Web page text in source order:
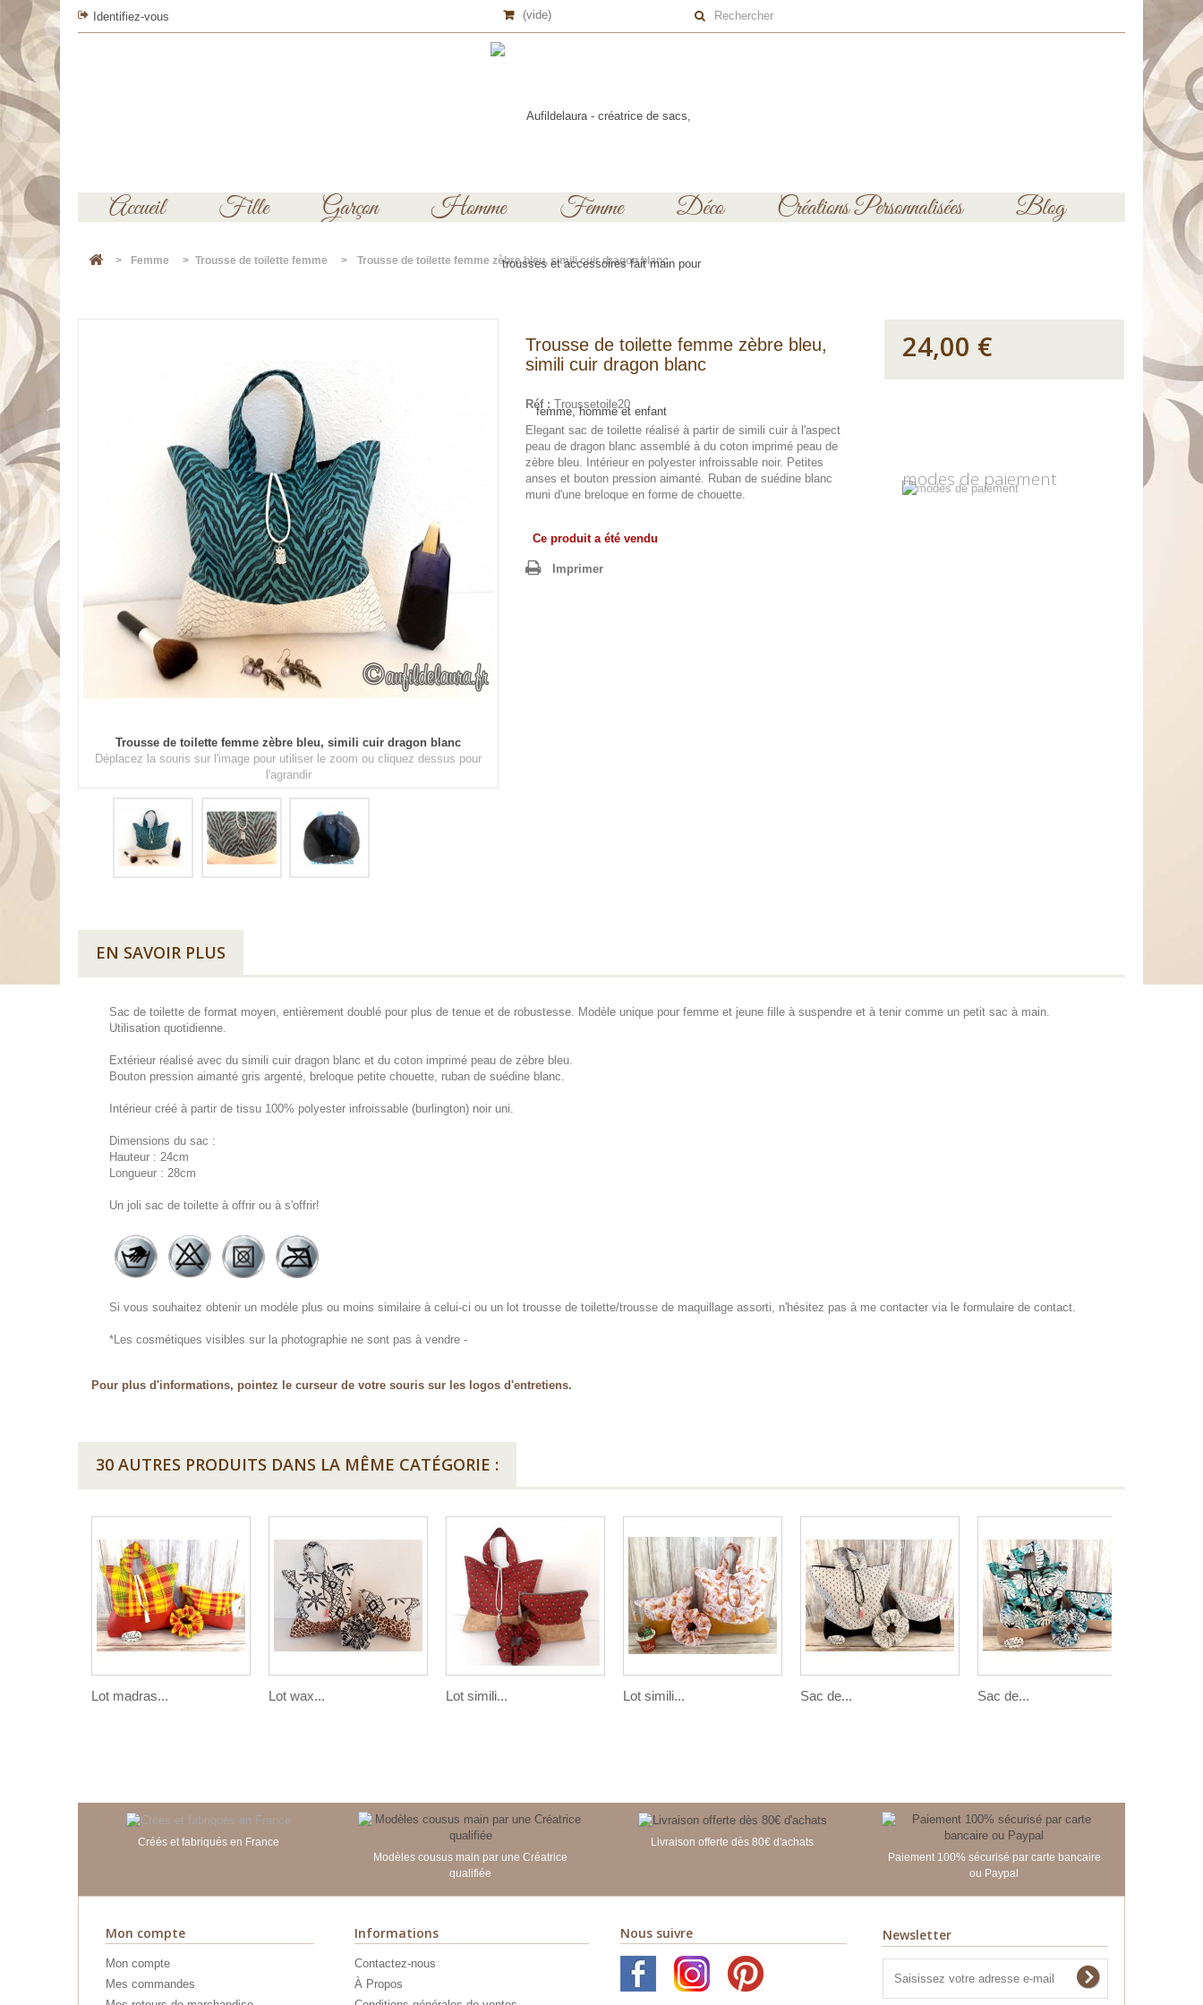
Identifiez-vous (vide)
Accueil Fille Garçon Homme Femme Déco Créations Personnalisées Blog
> Femme > Trousse de toilette femme > Trousse de toilette femme zèbre bleu, simili cuir dragon blanc
Trousse de toilette femme zèbre bleu, simili cuir dragon blanc
Déplacez la souris sur l'image pour utiliser le zoom ou cliquez dessus pour
l'agrandir
Trousse de toilette femme zèbre bleu,
simili cuir dragon blanc
Réf : Troussetoile20
Elegant sac de toilette réalisé à partir de simili cuir à l'aspect
peau de dragon blanc assemblé à du coton imprimé peau de
zèbre bleu. Intérieur en polyester infroissable noir. Petites
anses et bouton pression aimanté. Ruban de suédine blanc
muni d'une breloque en forme de chouette.
Ce produit a été vendu
Imprimer
24,00 €
modes de paiement
EN SAVOIR PLUS
Sac de toilette de format moyen, entièrement doublé pour plus de tenue et de robustesse. Modèle unique pour femme et jeune fille à suspendre et à tenir comme un petit sac à main.
Utilisation quotidienne.
Extérieur réalisé avec du simili cuir dragon blanc et du coton imprimé peau de zèbre bleu.
Bouton pression aimanté gris argenté, breloque petite chouette, ruban de suédine blanc.
Intérieur créé à partir de tissu 100% polyester infroissable (burlington) noir uni.
Dimensions du sac :
Hauteur : 24cm
Longueur : 28cm
Un joli sac de toilette à offrir ou à s'offrir!
Si vous souhaitez obtenir un modèle plus ou moins similaire à celui-ci ou un lot trousse de toilette/trousse de maquillage assorti, n'hésitez pas à me contacter via le formulaire de contact.
*Les cosmétiques visibles sur la photographie ne sont pas à vendre -
Pour plus d'informations, pointez le curseur de votre souris sur les logos d'entretiens.
30 AUTRES PRODUITS DANS LA MÊME CATÉGORIE :
Lot madras... Lot wax... Lot simili... Lot simili... Sac de... Sac de...
Créés et fabriqués en France
Modèles cousus main par une Créatrice
qualifiée
Livraison offerte dès 80€ d'achats
Paiement 100% sécurisé par carte bancaire
ou Paypal
Mon compte
Mon compte
Mes commandes
Informations
Contactez-nous
À Propos
Nous suivre Newsletter